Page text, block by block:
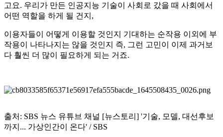
고요. 우리가 만든 인공지능 기술이 사회로 갔을 때 사회에서
어떤 역할을 하게 될 건지,
이용자들이 어떻게 이용할 것인지 기대하는 순작용 이외에 부
작용이 나타나지는 않을 것인지 즉, 그런 고민이 이제 과거보
다 훨씬 더 많이 필요하게 되는 거죠.
출처: SBS 뉴스 유튜브 채널 [뉴스토리] '기술, 모델, 대선후보
까지... 가상인간이 온다' / SBS